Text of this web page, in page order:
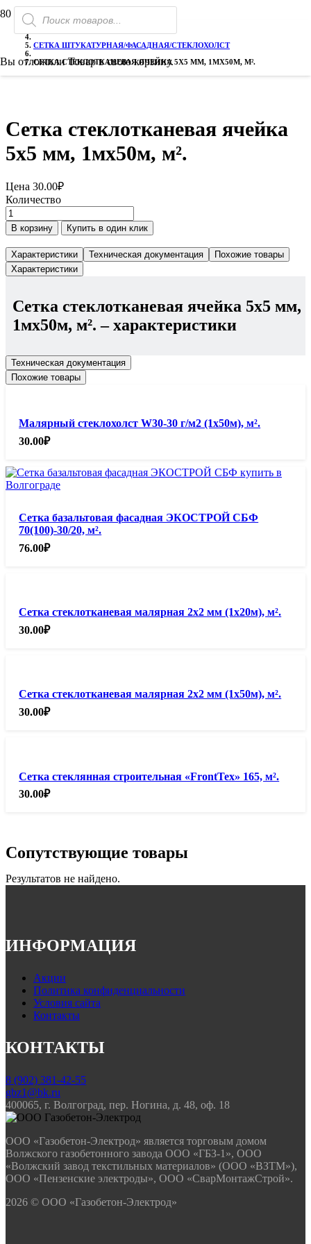
Поиск
товаров
Вы отложилиТоварв свою корзину.
СЕТКА
СЕТКА ШТУКАТУРНАЯ/ФАСАДНАЯ/СТЕКЛОХОЛСТ
СЕТКА СТЕКЛОТКАНЕВАЯ ЯЧЕЙКА 5Х5 ММ, 1МХ50М, М².
Сетка стеклотканевая ячейка
5х5 мм, 1мх50м, м².
Цена 30.00₽
Количество
Количество
товара
Сетка
стеклотканевая
ячейка
5х5
1мх50м,
м².
В корзину Купить в один клик
Характеристики Техническая документация
Похожие товары
Характеристики
Сетка стеклотканевая ячейка 5х5 мм,
1мх50м, м². – характеристики
Техническая документация
Похожие товары
Малярный стеклохолст W30-30 г/м2 (1х50м), м².
30.00₽
Сетка базальтовая фасадная ЭКОСТРОЙ СБФ
70(100)-30/20, м².
76.00₽
Сетка стеклотканевая малярная 2х2 мм (1х20м), м².
30.00₽
Сетка стеклотканевая малярная 2х2 мм (1х50м), м².
30.00₽
Сетка стеклянная строительная «FrontTex» 165, м².
30.00₽
Сопутствующие товары
Результатов не найдено.
ИНФОРМАЦИЯ
Акции
Политика конфиденциальности
Условия сайта
Контакты
КОНТАКТЫ
8 (902) 381-42-55
gbz1@bk.ru
400065, г. Волгоград, пер. Ногина, д. 48, оф. 18
ООО «Газобетон-Электрод» является торговым домом
Волжского газобетонного завода ООО «ГБЗ-1», ООО
«Волжский завод текстильных материалов» (ООО «ВЗТМ»),
ООО «Пензенские электроды», ООО «СварМонтажСтрой».
2026 © ООО «Газобетон-Электрод»